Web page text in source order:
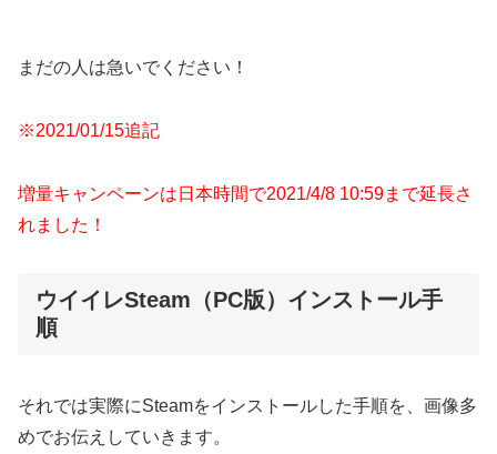
まだの人は急いでください！
※2021/01/15追記
増量キャンペーンは日本時間で2021/4/8 10:59まで延長さ
れました！
ウイイレSteam（PC版）インストール手
順
それでは実際にSteamをインストールした手順を、画像多
めでお伝えしていきます。